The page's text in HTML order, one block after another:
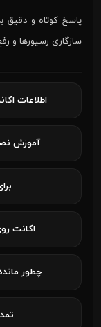
پاسخ کوتاه و دقیق
سازگاری رسیورها و
اطلاعات
آموزش
اکانت
چطور